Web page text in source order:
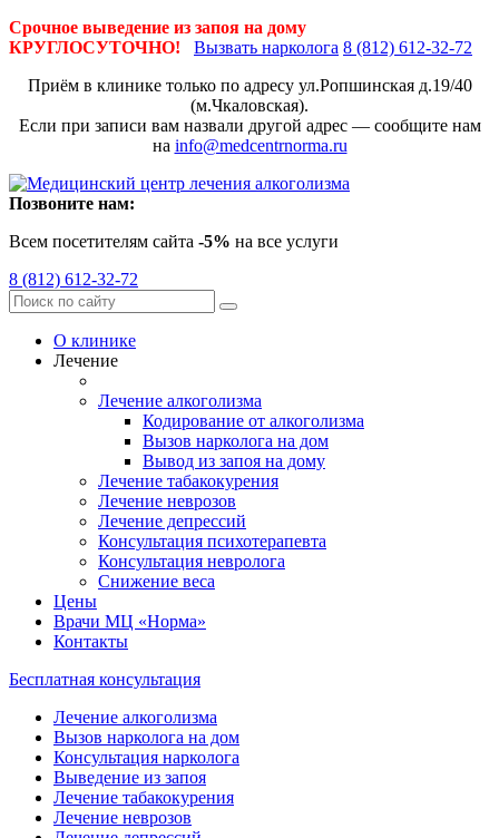
Срочное выведение из запоя на дому
КРУГЛОСУТОЧНО!
Вызвать нарколога 8 (812) 612-32-72
Приём в клинике только по адресу ул.Ропшинская д.19/40
(м.Чкаловская).
Если при записи вам назвали другой адрес — сообщите нам
на info@medcentrnorma.ru
Позвоните нам:
Всем посетителям сайта -5% на все услуги
8 (812) 612-32-72
О клинике
Лечение
Лечение алкоголизма
Кодирование от алкоголизма
Вызов нарколога на дом
Вывод из запоя на дому
Лечение табакокурения
Лечение неврозов
Лечение депрессий
Консультация психотерапевта
Консультация невролога
Снижение веса
Цены
Врачи МЦ «Норма»
Контакты
Бесплатная консультация
Лечение алкоголизма
Вызов нарколога на дом
Консультация нарколога
Выведение из запоя
Лечение табакокурения
Лечение неврозов